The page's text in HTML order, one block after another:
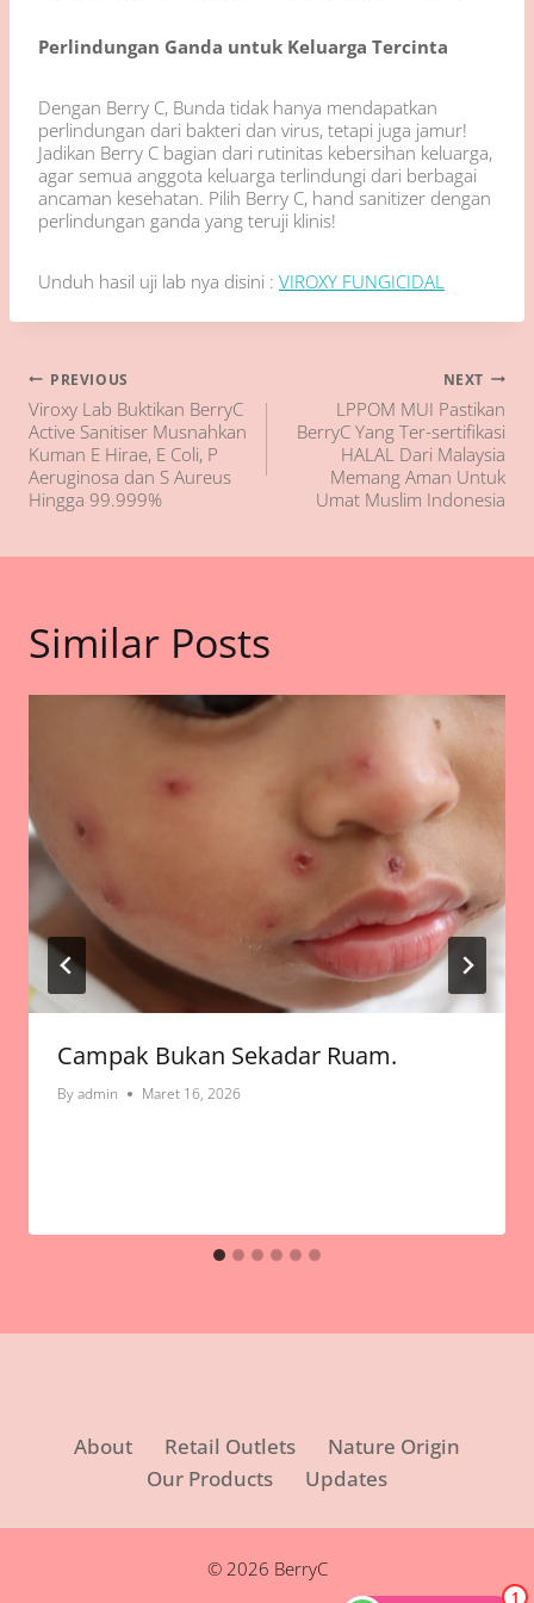
Perlindungan Ganda untuk Keluarga Tercinta
Dengan Berry C, Bunda tidak hanya mendapatkan
perlindungan dari bakteri dan virus, tetapi juga jamur!
Jadikan Berry C bagian dari rutinitas kebersihan keluarga,
agar semua anggota keluarga terlindungi dari berbagai
ancaman kesehatan. Pilih Berry C, hand sanitizer dengan
perlindungan ganda yang teruji klinis!
Unduh hasil uji lab nya disini : VIROXY FUNGICIDAL
Navigasi
pos
PREVIOUS
Viroxy Lab Buktikan BerryC
Active Sanitiser Musnahkan
Kuman E Hirae, E Coli, P
Aeruginosa dan S Aureus
Hingga 99.999%
NEXT
LPPOM MUI Pastikan
BerryC Yang Ter-sertifikasi
HALAL Dari Malaysia
Memang Aman Untuk
Umat Muslim Indonesia
Similar Posts
Campak Bukan Sekadar Ruam.
Byadmin Maret 16, 2026
About Retail Outlets
Nature Origin
Our Products
Updates
© 2026 BerryC
1